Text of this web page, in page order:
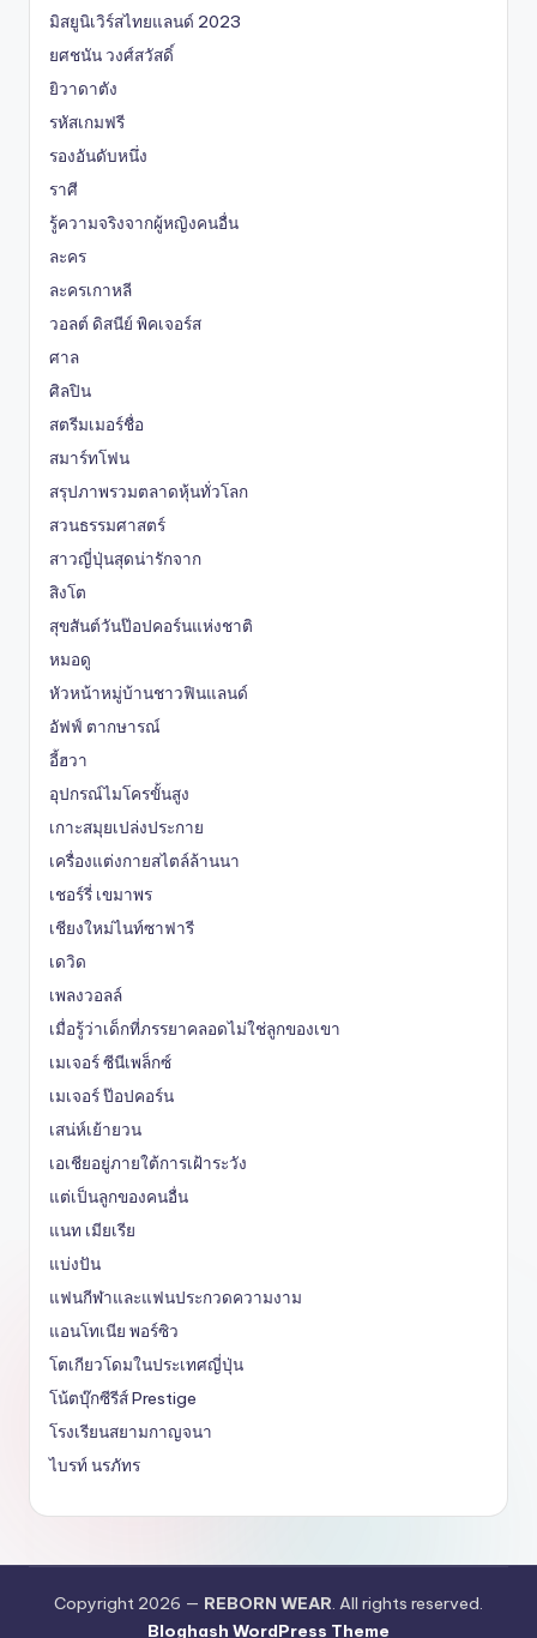
มิสยูนิเวิร์สไทยแลนด์ 2023
ยศชนัน วงศ์สวัสดิ์
ยิวาดาตัง
รหัสเกมฟรี
รองอันดับหนึ่ง
ราศี
รู้ความจริงจากผู้หญิงคนอื่น
ละคร
ละครเกาหลี
วอลต์ ดิสนีย์ พิคเจอร์ส
ศาล
ศิลปิน
สตรีมเมอร์ชื่อ
สมาร์ทโฟน
สรุปภาพรวมตลาดหุ้นทั่วโลก
สวนธรรมศาสตร์
สาวญี่ปุ่นสุดน่ารักจาก
สิงโต
สุขสันต์วันป๊อปคอร์นแห่งชาติ
หมอดู
หัวหน้าหมู่บ้านชาวฟินแลนด์
อัฟฟ์ ตากษารณ์
อี้ฮวา
อุปกรณ์ไมโครขั้นสูง
เกาะสมุยเปล่งประกาย
เครื่องแต่งกายสไตล์ล้านนา
เชอร์รี่ เขมาพร
เชียงใหม่ไนท์ซาฟารี
เดวิด
เพลงวอลล์
เมื่อรู้ว่าเด็กที่ภรรยาคลอดไม่ใช่ลูกของเขา
เมเจอร์ ซีนีเพล็กซ์
เมเจอร์ ป๊อปคอร์น
เสน่ห์เย้ายวน
เอเชียอยู่ภายใต้การเฝ้าระวัง
แต่เป็นลูกของคนอื่น
แนท เมียเรีย
แบ่งปัน
แฟนกีฬาและแฟนประกวดความงาม
แอนโทเนีย พอร์ซิว
โตเกียวโดมในประเทศญี่ปุ่น
โน้ตบุ๊กซีรีส์ Prestige
โรงเรียนสยามกาญจนา
ไบรท์ นรภัทร
Copyright 2026 — REBORN WEAR. All rights reserved.
Bloghash WordPress Theme